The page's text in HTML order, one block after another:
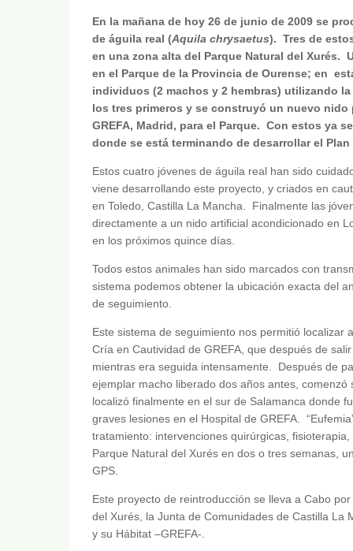
En la mañana de hoy 26 de junio de 2009 se
de águila real (Aquila chrysaetus). Tres de
en una zona alta del Parque Natural del Xurés.
en el Parque de la Provincia de Ourense; en
individuos (2 machos y 2 hembras) utilizando
los tres primeros y se construyó un nuevo nido
GREFA, Madrid, para el Parque. Con estos ya
donde se está terminando de desarrollar el
Estos cuatro jóvenes de águila real han sido
viene desarrollando este proyecto, y criados en
en Toledo, Castilla La Mancha. Finalmente las
directamente a un nido artificial acondicionado en
en los próximos quince días.
Todos estos animales han sido marcados con
sistema podemos obtener la ubicación exacta del
de seguimiento.
Este sistema de seguimiento nos permitió localizar
Cría en Cautividad de GREFA, que después de
mientras era seguida intensamente. Después de
ejemplar macho liberado dos años antes,
localizó finalmente en el sur de Salamanca donde
graves lesiones en el Hospital de GREFA.
tratamiento: intervenciones quirúrgicas,
Parque Natural del Xurés en dos o tres semanas,
GPS.
Este proyecto de reintroducción se lleva a Cabo
del Xurés, la Junta de Comunidades de Castilla La
y su Hábitat –GREFA-.